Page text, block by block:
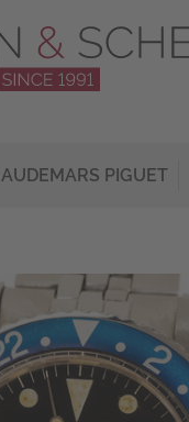
AUDEMARS PIGUET